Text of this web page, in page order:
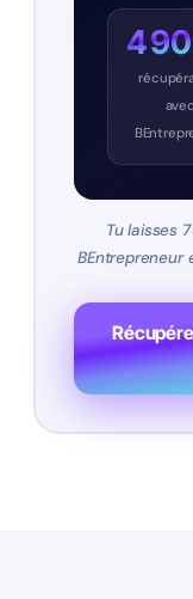
4
avec
Tu laisses
BEntrepreneur